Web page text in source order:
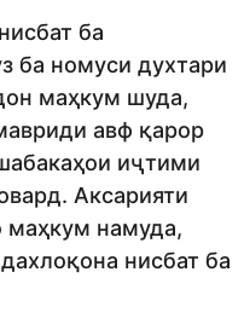
ба
ба номуси духтари
маҳкум шуда,
авф қарор
иҷтими
Аксарияти
маҳкум намуда,
нисбат ба